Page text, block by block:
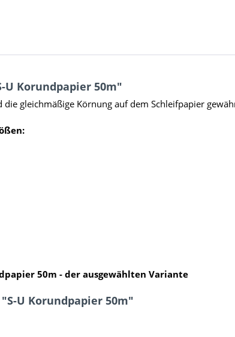
Korundpapier 50m"
die gleichmäßige Körnung auf dem Schleifpapier
50m - der ausgewählten Variante
U Korundpapier 50m"